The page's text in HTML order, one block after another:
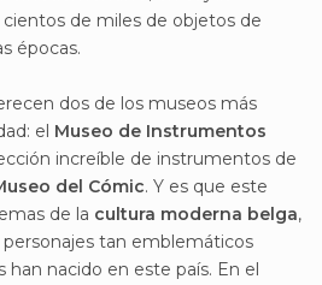
cientos de miles de objetos de
épocas.
dos de los museos más
el Museo de Instrumentos
increíble de instrumentos de
del Cómic. Y es que este
de la cultura moderna belga,
tan emblemáticos
nacido en este país. En el